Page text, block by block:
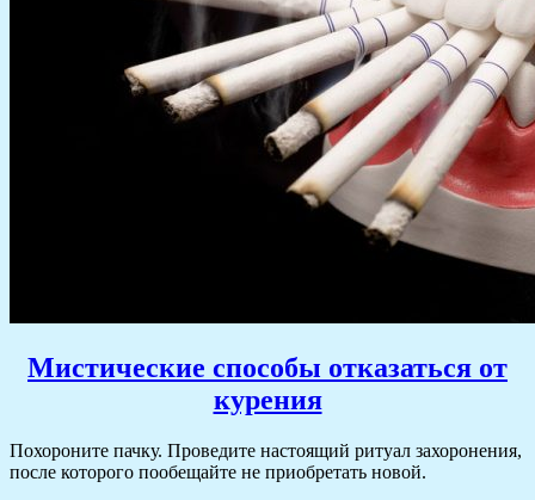
Мистические способы отказаться от
курения
Похороните пачку. Проведите настоящий ритуал захоронения,
после которого пообещайте не приобретать новой.